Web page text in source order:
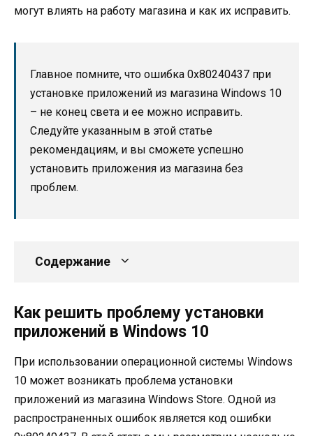
могут влиять на работу магазина и как их исправить.
Главное помните, что ошибка 0x80240437 при
установке приложений из магазина Windows 10
– не конец света и ее можно исправить.
Следуйте указанным в этой статье
рекомендациям, и вы сможете успешно
установить приложения из магазина без
проблем.
Содержание
Как решить проблему установки
приложений в Windows 10
При использовании операционной системы Windows
10 может возникать проблема установки
приложений из магазина Windows Store. Одной из
распространенных ошибок является код ошибки